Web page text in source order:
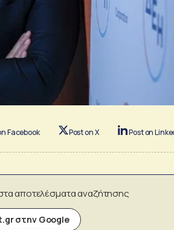
Facebook Post on X Post on
αποτελέσματα αναζήτησης
στην Google